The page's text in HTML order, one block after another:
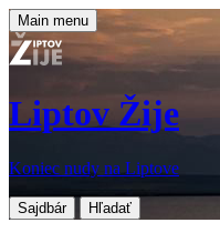
Main menu
Liptov Žije
Koniec nudy na Liptove
Sajdbár Hľadať